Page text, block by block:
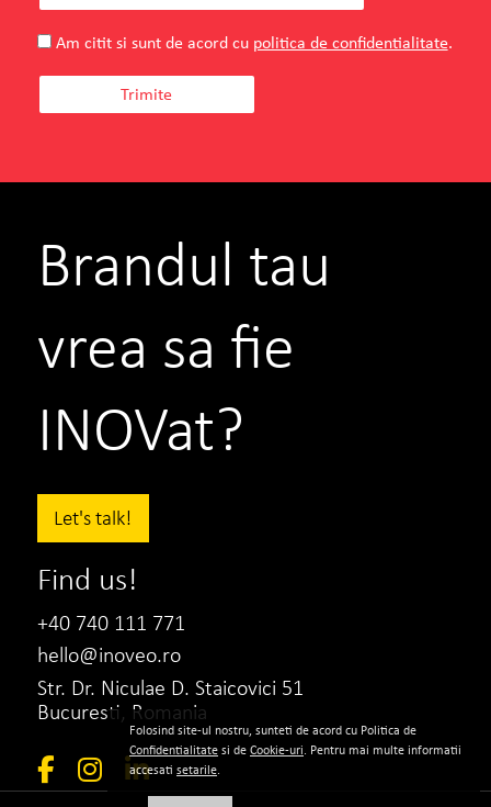
TEILOR – o poveste reala, inceputa acum
doua decenii, pe Strada Teilor, in Pitesti.
VEZI PROIECTUL
BNR
Mirela Roman
Director de Comunicare si Relatii Publice
Colaborarea cu INOVEO pentru proiectul
VEZI PROIECTUL CITESTE TOT
Am citit si sunt de acord cu politica de confidentialitate.
Brandul tau
vrea sa fie
INOVat?
Let's talk!
Find us!
+40 740 111 771
hello@inoveo.ro
Str. Dr. Niculae D. Staicovici 51
Bucuresti, Romania
Folosind site-ul nostru, sunteti de acord cu Politica de
Confidentialitatesi deCookie-uri. Pentru mai multe informatii
accesati setarile.